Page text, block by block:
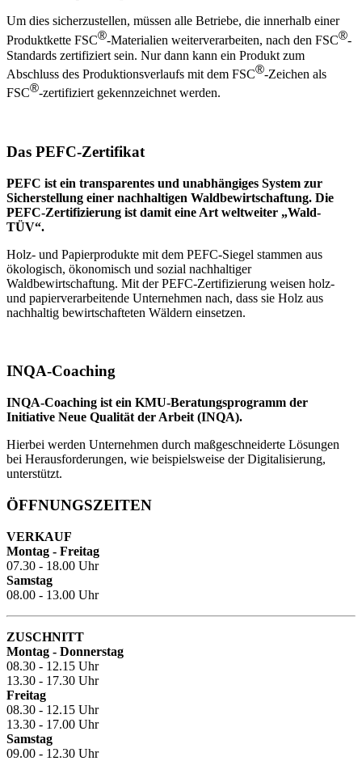
Um dies sicherzustellen, müssen alle Betriebe, die innerhalb einer
Produktkette FSC®-Materialien weiterverarbeiten, nach den FSC®-
Standards zertifiziert sein. Nur dann kann ein Produkt zum
Abschluss des Produktionsverlaufs mit dem FSC®-Zeichen als
FSC®-zertifiziert gekennzeichnet werden.
Das PEFC-Zertifikat
PEFC ist ein transparentes und unabhängiges System zur
Sicherstellung einer nachhaltigen Waldbewirtschaftung. Die
PEFC-Zertifizierung ist damit eine Art weltweiter „Wald-
TÜV“.
Holz- und Papierprodukte mit dem PEFC-Siegel stammen aus
ökologisch, ökonomisch und sozial nachhaltiger
Waldbewirtschaftung. Mit der PEFC-Zertifizierung weisen holz-
und papierverarbeitende Unternehmen nach, dass sie Holz aus
nachhaltig bewirtschafteten Wäldern einsetzen.
INQA-Coaching
INQA-Coaching ist ein KMU-Beratungsprogramm der
Initiative Neue Qualität der Arbeit (INQA).
Hierbei werden Unternehmen durch maßgeschneiderte Lösungen
bei Herausforderungen, wie beispielsweise der Digitalisierung,
unterstützt.
ÖFFNUNGSZEITEN
VERKAUF
Montag - Freitag
07.30 - 18.00 Uhr
Samstag
08.00 - 13.00 Uhr
ZUSCHNITT
Montag - Donnerstag
08.30 - 12.15 Uhr
13.30 - 17.30 Uhr
Freitag
08.30 - 12.15 Uhr
13.30 - 17.00 Uhr
Samstag
09.00 - 12.30 Uhr